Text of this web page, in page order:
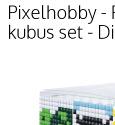
Pixelhobby -
kubus set -